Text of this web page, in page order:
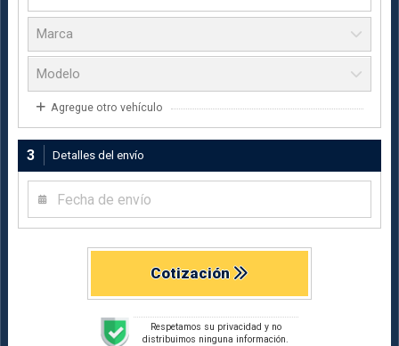
Agregue otro vehículo
3 Detalles del envío
Cotización
Respetamos su privacidad y no
distribuimos ninguna información.